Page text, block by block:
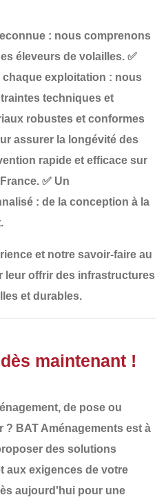
: nous comprenons
éleveurs de volailles. ✅
chaque exploitation : nous
techniques et
robustes et conformes
assurer la longévité des
rapide et efficace sur
. ✅ Un
: de la conception à la
et notre savoir-faire au
leur offrir des infrastructures
et durables.
maintenant !
de pose ou
? BAT Aménagements est à
des solutions
aux exigences de votre
aujourd'hui pour une